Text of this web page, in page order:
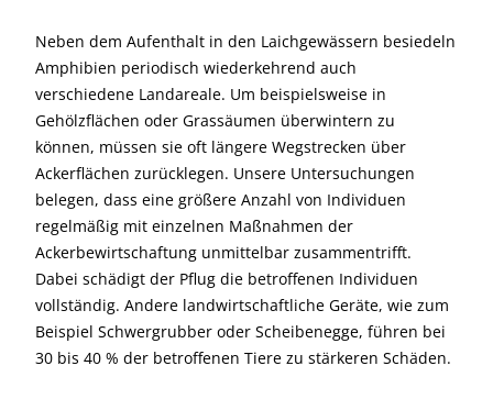
Neben dem Aufenthalt in den Laichgewässern besiedeln
Amphibien periodisch wiederkehrend auch
verschiedene Landareale. Um beispielsweise in
Gehölzflächen oder Grassäumen überwintern zu
können, müssen sie oft längere Wegstrecken über
Ackerflächen zurücklegen. Unsere Untersuchungen
belegen, dass eine größere Anzahl von Individuen
regelmäßig mit einzelnen Maßnahmen der
Ackerbewirtschaftung unmittelbar zusammentrifft.
Dabei schädigt der Pflug die betroffenen Individuen
vollständig. Andere landwirtschaftliche Geräte, wie zum
Beispiel Schwergrubber oder Scheibenegge, führen bei
30 bis 40 % der betroffenen Tiere zu stärkeren Schäden.